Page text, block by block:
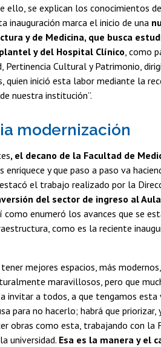
ello, se explican los conocimientos
inauguración marca el inicio de una
y de Medicina, que busca
y del Hospital Clínico , como
Pertinencia Cultural y Patrimonio,
quien inició esta labor mediante la
nuestra institución”.
modernización
, el decano de la Facultad de
enriquece y que paso a paso va
el trabajo realizado por la
del sector de ingreso al
como enumeró los avances que se
como es la reciente
mejores espacios, más
maravillosos, pero que
invitar a todos, a que tengamos
para no hacerlo; habrá que
obras como esta, trabajando con la
universidad. Esa es la manera y el